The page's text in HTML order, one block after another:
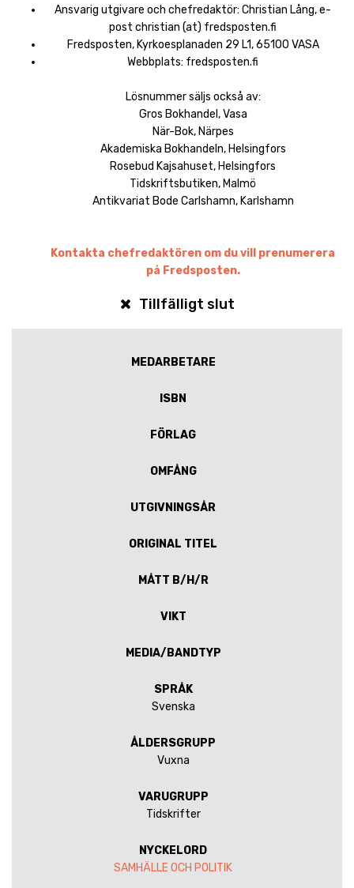
Ansvarig utgivare och chefredaktör: Christian Lång, e-
post christian (at) fredsposten.fi
Fredsposten, Kyrkoesplanaden 29 L1, 65100 VASA
Webbplats: fredsposten.fi
Lösnummer säljs också av:
Gros Bokhandel, Vasa
När-Bok, Närpes
Akademiska Bokhandeln, Helsingfors
Rosebud Kajsahuset, Helsingfors
Tidskriftsbutiken, Malmö
Antikvariat Bode Carlshamn, Karlshamn
Kontakta chefredaktören om du vill prenumerera
på Fredsposten.
Tillfälligt slut
MEDARBETARE
ISBN
FÖRLAG
OMFÅNG
UTGIVNINGSÅR
ORIGINAL TITEL
MÅTT B/H/R
VIKT
MEDIA/BANDTYP
SPRÅK
Svenska
ÅLDERSGRUPP
Vuxna
VARUGRUPP
Tidskrifter
NYCKELORD
SAMHÄLLE OCH POLITIK